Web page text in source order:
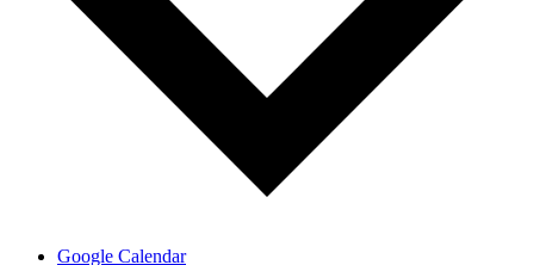
Google Calendar